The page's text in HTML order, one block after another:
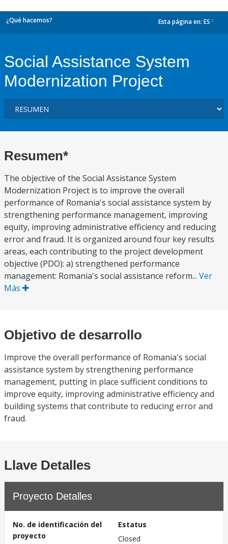
¿Qué hacemos? Esta página en: ES
Social Assistance System
Modernization Project
Resumen*
The objective of the Social Assistance System
Modernization Project is to improve the overall
performance of Romania's social assistance system by
strengthening performance management, improving
equity, improving administrative efficiency and reducing
error and fraud. It is organized around four key results
areas, each contributing to the project development
objective (PDO): a) strengthened performance
management: Romania's social assistance reform... Ver
Más
Objetivo de desarrollo
Improve the overall performance of Romania's social
assistance system by strengthening performance
management, putting in place sufficient conditions to
improve equity, improving administrative efficiency and
building systems that contribute to reducing error and
fraud.
Llave Detalles
Proyecto Detalles
No. de identificación del
proyecto
Estatus
Closed